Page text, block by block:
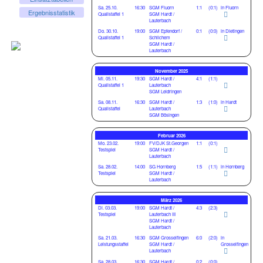
Ergebnisstatistik
Sa. 25.10.
Qualistaffel 1
16:30
SGM Fluorn
SGM Hardt /
Lauterbach
1:1 (0:1) in Fluorn
Do. 30.10.
Qualistaffel 1
19:00
SGM Epfendorf /
Schlichem
SGM Hardt /
Lauterbach
0:1 (0:0) in Dietingen
November 2025
Mi. 05.11.
Qualistaffel 1
19:30
SGM Hardt /
Lauterbach
SGM Leidringen
4:1 (1:1)
Sa. 08.11.
Qualistaffel
16:30
SGM Hardt /
Lauterbach
SGM Bösingen
1:3 (1:0) in Hardt
Februar 2026
Mo. 23.02.
Testspiel
19:00
FV/DJK St.Georgen
SGM Hardt /
Lauterbach
1:1 (0:1)
Sa. 28.02.
Testspiel
14:00
SG Hornberg
SGM Hardt /
Lauterbach
1:5 (1:1) in Hornberg
März 2026
Di. 03.03.
Testspiel
19:00
SGM Hardt /
Lauterbach III
SGM Hardt /
Lauterbach
4:3 (2:3)
Sa. 21.03.
Leistungsstaffel
16:30
SGM Grosselfingen
SGM Hardt /
Lauterbach
6:0 (2:0) in
Grosselfingen
Sa. 28.03.
16:30
SGM Hardt /
0:2 (0:0)